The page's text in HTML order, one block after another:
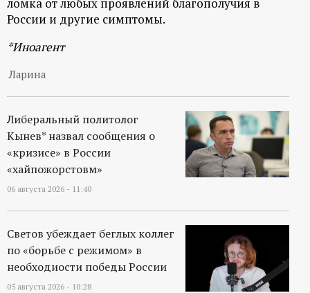
л
России и другие симптомы.
*Иноагент
Ларина
Либеральный политолог
Кынев* назвал сообщения о
«кризисе» в России
«хайпожорстовм»
06 августа 2026 - 11:40
Светов убеждает беглых коллег
по «борьбе с режимом» в
необходиости победы России
05 августа 2026 - 10:28